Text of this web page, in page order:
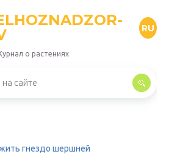
RU
о растениях
гнездо шершней